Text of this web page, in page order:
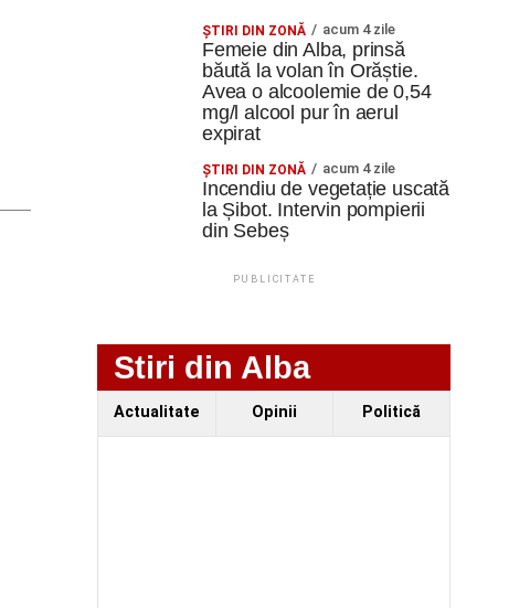
ŞTIRI DIN ZONĂ acum 4 zile
Femeie din Alba, prinsă
băută la volan în Orăștie.
Avea o alcoolemie de 0,54
mg/l alcool pur în aerul
expirat
ŞTIRI DIN ZONĂ acum 4 zile
Incendiu de vegetație uscată
la Șibot. Intervin pompierii
din Sebeș
PUBLICITATE
Stiri din Alba
Actualitate Opinii Politică